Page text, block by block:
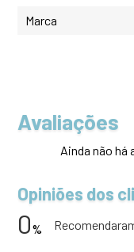
Marca
Avaliações
Ainda não
Opiniões dos
0%